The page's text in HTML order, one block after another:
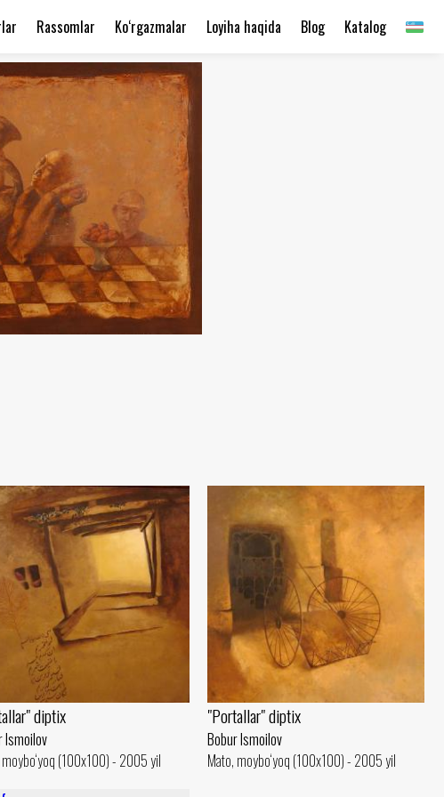
Katalog
Blog
Loyiha haqida
Ko‘rgazmalar
Rassomlar
diptix
Ismoilov
(100x100) - 2005 yil
"Portallar" diptix
Bobur Ismoilov
Mato, moybo‘yoq (100x100) - 2005 yil